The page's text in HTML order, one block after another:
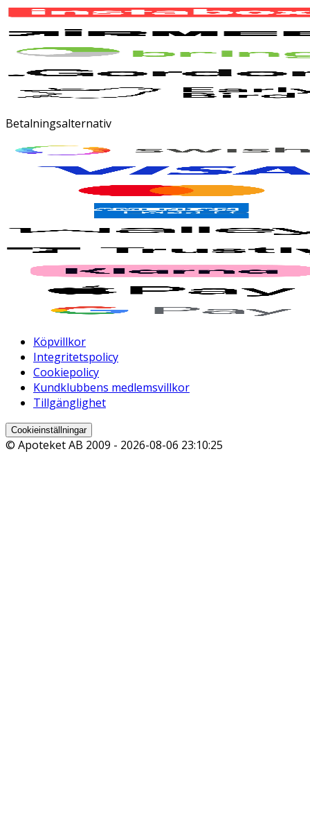
Betalningsalternativ
Köpvillkor
Integritetspolicy
Cookiepolicy
Kundklubbens medlemsvillkor
Tillgänglighet
Cookieinställningar
© Apoteket AB 2009 - 2026-08-06 23:10:25